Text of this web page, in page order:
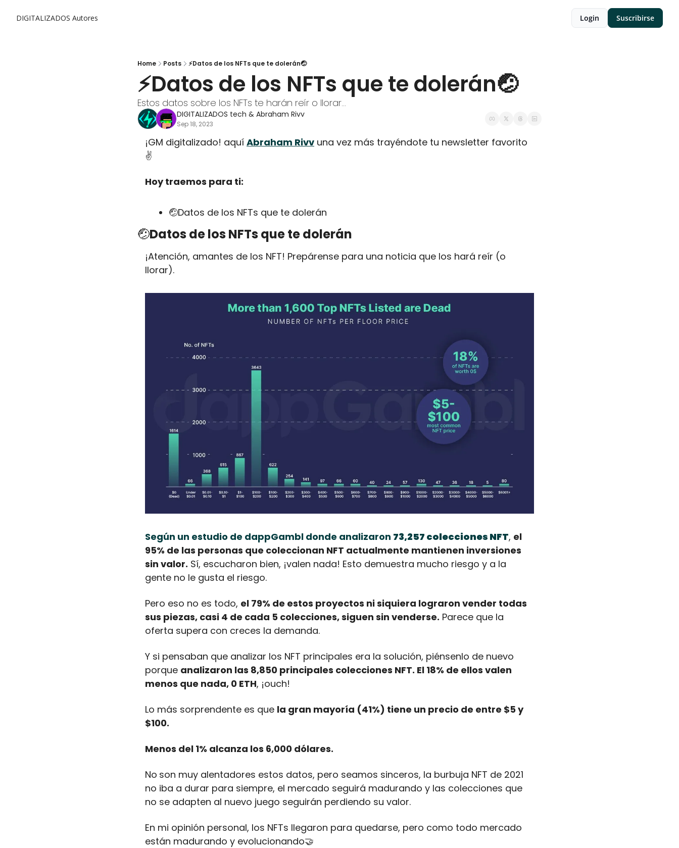
DIGITALIZADOS Autores Login Suscribirse
Home Posts ⚡Datos de los NFTs que te dolerán🤕
⚡Datos de los NFTs que te dolerán🤕
Estos datos sobre los NFTs te harán reír o llorar...
DIGITALIZADOS tech & Abraham Rivv
Sep 18, 2023
¡GM digitalizado! aquí Abraham Rivv una vez más trayéndote tu newsletter favorito
✌️
Hoy traemos para ti:
🤕Datos de los NFTs que te dolerán
🤕Datos de los NFTs que te dolerán
¡Atención, amantes de los NFT! Prepárense para una noticia que los hará reír (o
llorar).
Según un estudio de dappGambl donde analizaron 73,257 colecciones NFT, el
95% de las personas que coleccionan NFT actualmente mantienen inversiones
sin valor. Sí, escucharon bien, ¡valen nada! Esto demuestra mucho riesgo y a la
gente no le gusta el riesgo.
Pero eso no es todo, el 79% de estos proyectos ni siquiera lograron vender todas
sus piezas, casi 4 de cada 5 colecciones, siguen sin venderse. Parece que la
oferta supera con creces la demanda.
Y si pensaban que analizar los NFT principales era la solución, piénsenlo de nuevo
porque analizaron las 8,850 principales colecciones NFT. El 18% de ellos valen
menos que nada, 0 ETH, ¡ouch!
Lo más sorprendente es que la gran mayoría (41%) tiene un precio de entre $5 y
$100.
Menos del 1% alcanza los 6,000 dólares.
No son muy alentadores estos datos, pero seamos sinceros, la burbuja NFT de 2021
no iba a durar para siempre, el mercado seguirá madurando y las colecciones que
no se adapten al nuevo juego seguirán perdiendo su valor.
En mi opinión personal, los NFTs llegaron para quedarse, pero como todo mercado
están madurando y evolucionando🤝